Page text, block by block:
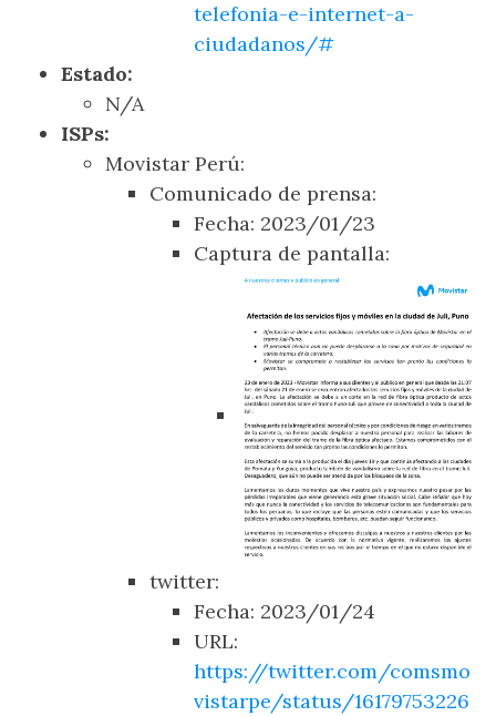
telefonia-e-internet-a-
ciudadanos/#
Estado:
N/A
ISPs:
Movistar Perú:
Comunicado de prensa:
Fecha: 2023/01/23
Captura de pantalla:
twitter:
Fecha: 2023/01/24
URL:
https://twitter.com/comsmo
vistarpe/status/16179753226